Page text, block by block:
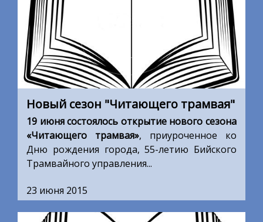
Новый сезон "Читающего трамвая"
19 июня состоялось открытие нового сезона
«Читающего трамвая», приуроченное ко
Дню рождения города, 55-летию Бийского
Трамвайного управления...
23 июня 2015